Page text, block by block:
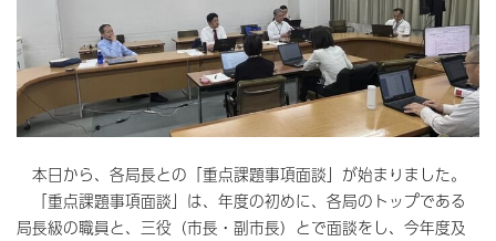
本日から、各局長との「重点課題事項面談」が始まりました。
「重点課題事項面談」は、年度の初めに、各局のトップである
局長級の職員と、三役（市長・副市長）とで面談をし、今年度及